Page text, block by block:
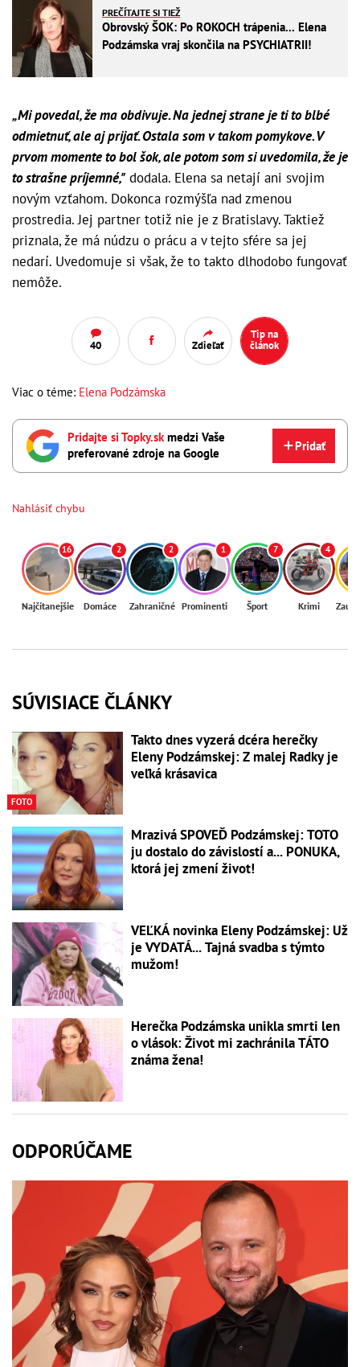
PREČÍTAJTE SI TIEŽ
Obrovský ŠOK: Po ROKOCH trápenia... Elena
Podzámska vraj skončila na PSYCHIATRII!
„Mi povedal, že ma obdivuje. Na jednej strane je ti to blbé
odmietnuť, ale aj prijať. Ostala som v takom pomykove. V
prvom momente to bol šok, ale potom som si uvedomila, že je
to strašne príjemné," dodala. Elena sa netají ani svojim
novým vzťahom. Dokonca rozmýšľa nad zmenou
prostredia. Jej partner totiž nie je z Bratislavy. Taktiež
priznala, že má núdzu o prácu a v tejto sfére sa jej
nedarí. Uvedomuje si však, že to takto dlhodobo fungovať
nemôže.
40 Zdieľať
Tip na
článok
Viac o téme: Elena Podzámska
Pridajte si Topky.skmedzi Vaše
preferované zdroje na Google
Pridať
Nahlásiť chybu
16
Najčítanejšie
2
Domáce
2
Zahraničné
1
Prominenti
7
Šport
4
Krimi
SÚVISIACE ČLÁNKY
FOTO
Takto dnes vyzerá dcéra herečky
Eleny Podzámskej: Z malej Radky je
veľká krásavica
Mrazivá SPOVEĎ Podzámskej: TOTO
ju dostalo do závislostí a... PONUKA,
ktorá jej zmení život!
VEĽKÁ novinka Eleny Podzámskej: Už
je VYDATÁ... Tajná svadba s týmto
mužom!
Herečka Podzámska unikla smrti len
o vlások: Život mi zachránila TÁTO
známa žena!
ODPORÚČAME